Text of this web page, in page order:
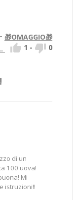
🎁OMAGGIO🎁
 1 -  0
di un
100 uova!
Mi
istruzioni!!